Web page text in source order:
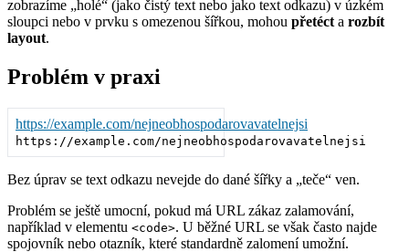
zobrazíme „holé“ (jako čistý text nebo jako text odkazu) v úzkém
sloupci nebo v prvku s omezenou šířkou, mohou přetéct a rozbít
layout.
Problém v praxi
https://example.com/nejneobhospodarovavatelnejsi
https://example.com/nejneobhospodarovavatelnejsi
Bez úprav se text odkazu nevejde do dané šířky a „teče“ ven.
Problém se ještě umocní, pokud má URL zákaz zalamování,
například v elementu <code>. U běžné URL se však často najde
spojovník nebo otazník, které standardně zalomení umožní.